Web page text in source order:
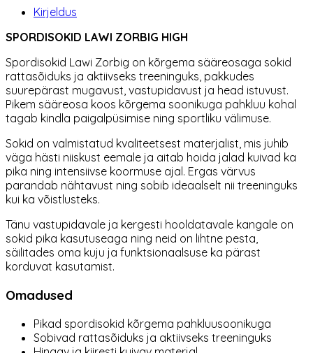
kogus
Kirjeldus
SPORDISOKID LAWI ZORBIG HIGH
Spordisokid Lawi Zorbig on kõrgema sääreosaga sokid
rattasõiduks ja aktiivseks treeninguks, pakkudes
suurepärast mugavust, vastupidavust ja head istuvust.
Pikem sääreosa koos kõrgema soonikuga pahkluu kohal
tagab kindla paigalpüsimise ning sportliku välimuse.
Sokid on valmistatud kvaliteetsest materjalist, mis juhib
väga hästi niiskust eemale ja aitab hoida jalad kuivad ka
pika ning intensiivse koormuse ajal. Ergas värvus
parandab nähtavust ning sobib ideaalselt nii treeninguks
kui ka võistlusteks.
Tänu vastupidavale ja kergesti hooldatavale kangale on
sokid pika kasutuseaga ning neid on lihtne pesta,
säilitades oma kuju ja funktsionaalsuse ka pärast
korduvat kasutamist.
Omadused
Pikad spordisokid kõrgema pahkluusoonikuga
Sobivad rattasõiduks ja aktiivseks treeninguks